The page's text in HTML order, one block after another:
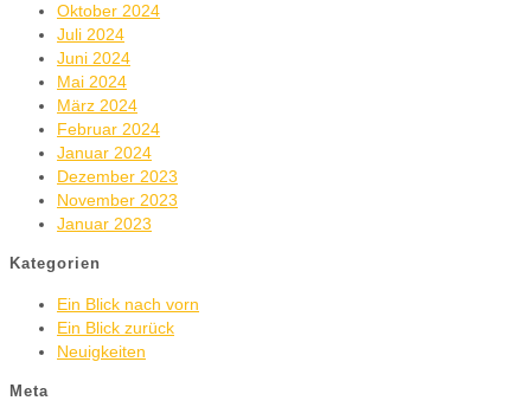
Oktober 2024
Juli 2024
Juni 2024
Mai 2024
März 2024
Februar 2024
Januar 2024
Dezember 2023
November 2023
Januar 2023
Kategorien
Ein Blick nach vorn
Ein Blick zurück
Neuigkeiten
Meta